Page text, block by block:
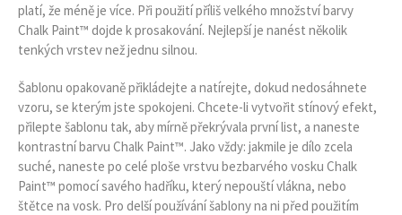
platí, že méně je více. Při použití příliš velkého množství barvy
Chalk Paint™ dojde k prosakování. Nejlepší je nanést několik
tenkých vrstev než jednu silnou.
Šablonu opakovaně přikládejte a natírejte, dokud nedosáhnete
vzoru, se kterým jste spokojeni. Chcete-li vytvořit stínový efekt,
přilepte šablonu tak, aby mírně překrývala první list, a naneste
kontrastní barvu Chalk Paint™. Jako vždy: jakmile je dílo zcela
suché, naneste po celé ploše vrstvu bezbarvého vosku Chalk
Paint™ pomocí savého hadříku, který nepouští vlákna, nebo
štětce na vosk. Pro delší používání šablony na ni před použitím